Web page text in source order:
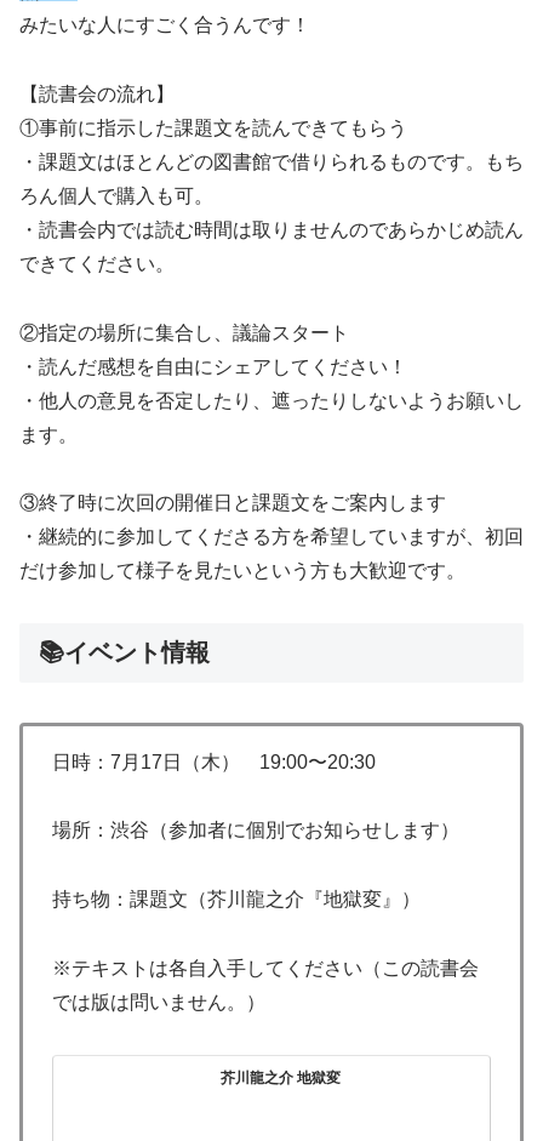
みたいな人にすごく合うんです！
【読書会の流れ】
①事前に指示した課題文を読んできてもらう
・課題文はほとんどの図書館で借りられるものです。もち
ろん個人で購入も可。
・読書会内では読む時間は取りませんのであらかじめ読ん
できてください。
②指定の場所に集合し、議論スタート
・読んだ感想を自由にシェアしてください！
・他人の意見を否定したり、遮ったりしないようお願いし
ます。
③終了時に次回の開催日と課題文をご案内します
・継続的に参加してくださる方を希望していますが、初回
だけ参加して様子を見たいという方も大歓迎です。
📚イベント情報
日時：7月17日（木） 19:00〜20:30
場所：渋谷（参加者に個別でお知らせします）
持ち物：課題文（芥川龍之介『地獄変』）
※テキストは各自入手してください（この読書会
では版は問いません。）
芥川龍之介 地獄変